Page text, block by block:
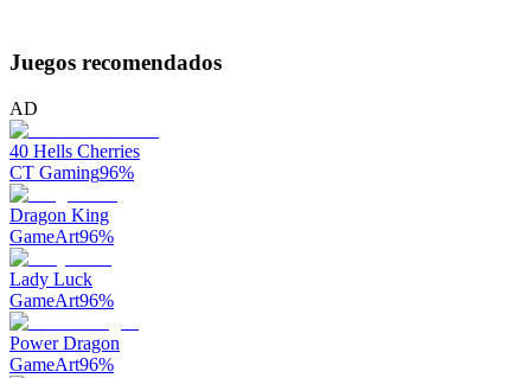
Juegos recomendados
AD
40 Hells Cherries
CT Gaming96%
Dragon King
GameArt96%
Lady Luck
GameArt96%
Power Dragon
GameArt96%